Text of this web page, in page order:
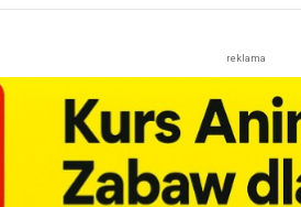
reklama